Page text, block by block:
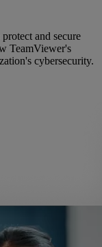
and secure
TeamViewer's
cybersecurity.